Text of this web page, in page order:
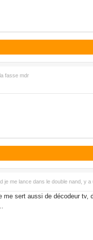
fasse mdr
je me lance dans le double nand, y a
me sert aussi de décodeur